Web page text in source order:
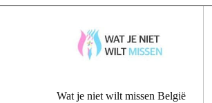
Wat je niet wilt missen België